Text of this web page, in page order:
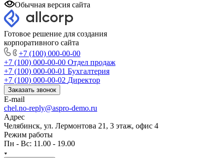
Обычная версия сайта
Готовое решение для создания
корпоративного сайта
+7 (100) 000-00-00
+7 (100) 000-00-00 Отдел продаж
+7 (100) 000-00-01 Бухгалтерия
+7 (100) 000-00-02 Директор
Заказать звонок
E-mail
chel.no-reply@aspro-demo.ru
Адрес
Челябинск, ул. Лермонтова 21, 3 этаж, офис 4
Режим работы
Пн - Вс: 11.00 - 19.00